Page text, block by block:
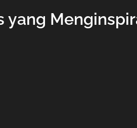
yang